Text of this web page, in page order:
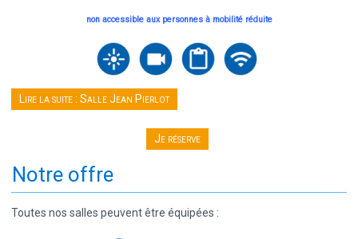
non accessible aux personnes à mobilité réduite
Lire la suite : Salle Jean Pierlot
Je réserve
Notre offre
Toutes nos salles peuvent être équipées :